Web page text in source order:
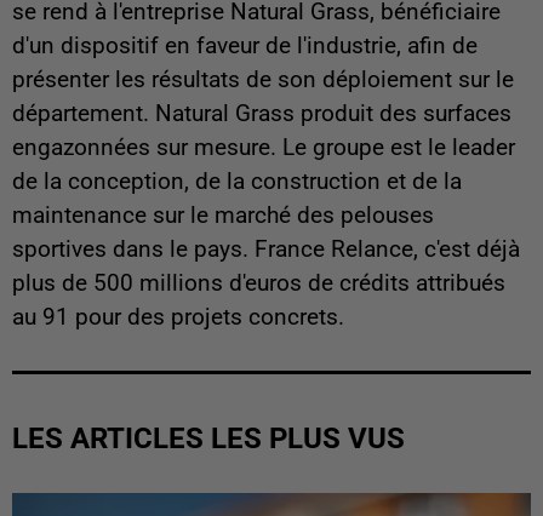
se rend à l'entreprise Natural Grass, bénéficiaire
d'un dispositif en faveur de l'industrie, afin de
présenter les résultats de son déploiement sur le
département. Natural Grass produit des surfaces
engazonnées sur mesure. Le groupe est le leader
de la conception, de la construction et de la
maintenance sur le marché des pelouses
sportives dans le pays. France Relance, c'est déjà
plus de 500 millions d'euros de crédits attribués
au 91 pour des projets concrets.
LES ARTICLES LES PLUS VUS